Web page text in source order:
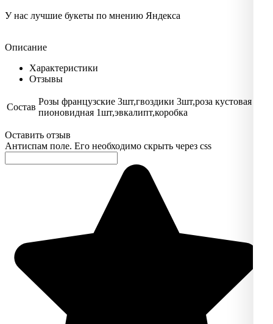
У нас лучшие букеты по мнению Яндекса
Описание
Характеристики
Отзывы
Состав
Розы французские 3шт,гвоздики 3шт,роза кустовая
пионовидная 1шт,эвкалипт,коробка
Оставить отзыв
Антиспам поле. Его необходимо скрыть через css